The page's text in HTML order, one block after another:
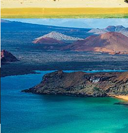
אימייל:*
אני לא רובוט
צרו איתנו קשר!
Tel :972-(0)3-602-0325